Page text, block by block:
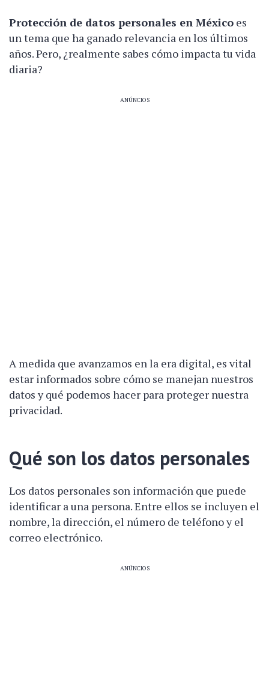
Protección de datos personales en México es
un tema que ha ganado relevancia en los últimos
años. Pero, ¿realmente sabes cómo impacta tu vida
diaria?
ANÚNCIOS
A medida que avanzamos en la era digital, es vital
estar informados sobre cómo se manejan nuestros
datos y qué podemos hacer para proteger nuestra
privacidad.
Qué son los datos personales
Los datos personales son información que puede
identificar a una persona. Entre ellos se incluyen el
nombre, la dirección, el número de teléfono y el
correo electrónico.
ANÚNCIOS